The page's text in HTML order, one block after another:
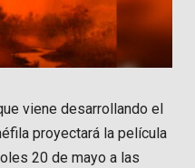
viene desarrollando el
proyectará la película
20 de mayo a las